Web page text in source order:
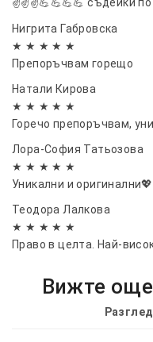
Нигрита Габровска
★ ★ ★ ★ ★
Препоръчвам горещо
Натали Кирова
★ ★ ★ ★ ★
Горечо препоръчвам,
Лора-София Татьозова
★ ★ ★ ★ ★
Уникални и
Теодора Лалкова
★ ★ ★ ★ ★
Право в целта. Най-
Вижте още